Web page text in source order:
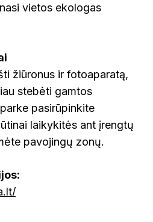
vietos ekologas
žiūronus ir fotoaparatą,
stebėti gamtos
pasirūpinkite
laikykitės ant įrengtų
pavojingų zonų.